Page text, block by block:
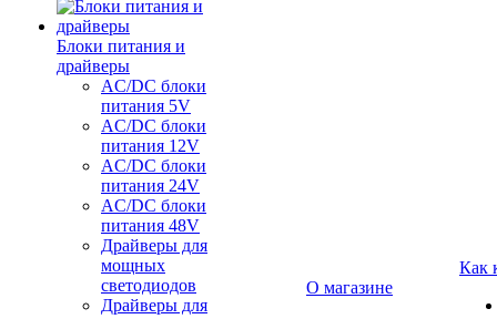
Блоки питания и
драйверы
AC/DC блоки
питания 5V
AC/DC блоки
питания 12V
AC/DC блоки
питания 24V
AC/DC блоки
питания 48V
Драйверы для
мощных
светодиодов
Драйверы для
О магазине
Как